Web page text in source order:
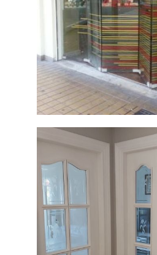
Puertas
plegables
con sistema
sacheco